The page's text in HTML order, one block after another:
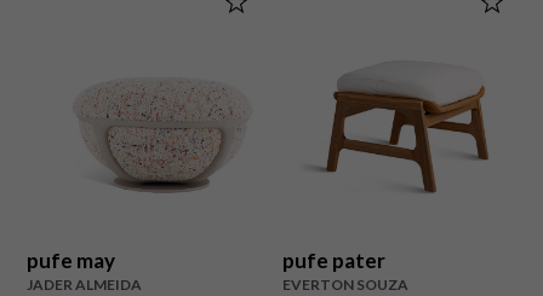
pufe may
JADER ALMEIDA
pufe pater
EVERTON SOUZA